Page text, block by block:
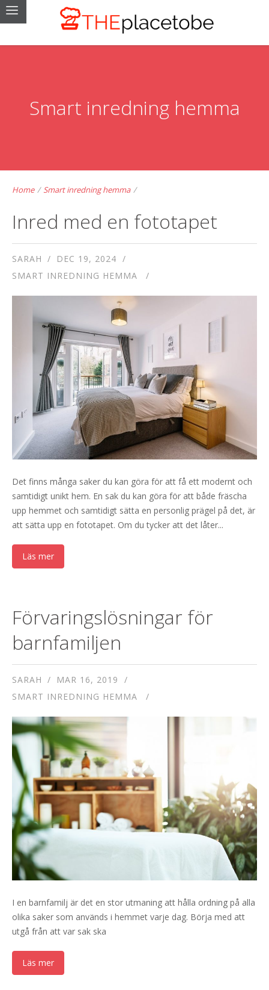
Smart inredning hemma
Home / Smart inredning hemma /
Inred med en fototapet
SARAH
DEC 19, 2024
SMART INREDNING HEMMA
Det finns många saker du kan göra för att få ett modernt och
samtidigt unikt hem. En sak du kan göra för att både fräscha
upp hemmet och samtidigt sätta en personlig prägel på det, är
att sätta upp en fototapet. Om du tycker att det låter...
Läs mer
Förvaringslösningar för
barnfamiljen
SARAH
MAR 16, 2019
SMART INREDNING HEMMA
I en barnfamilj är det en stor utmaning att hålla ordning på alla
olika saker som används i hemmet varje dag. Börja med att
utgå från att var sak ska
Läs mer